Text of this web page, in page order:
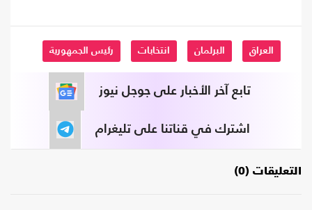
العراق البرلمان انتخابات رئيس الجمهورية
تابع آخر الأخبار على جوجل نيوز
اشترك في قناتنا على تليغرام
التعليقات (0)